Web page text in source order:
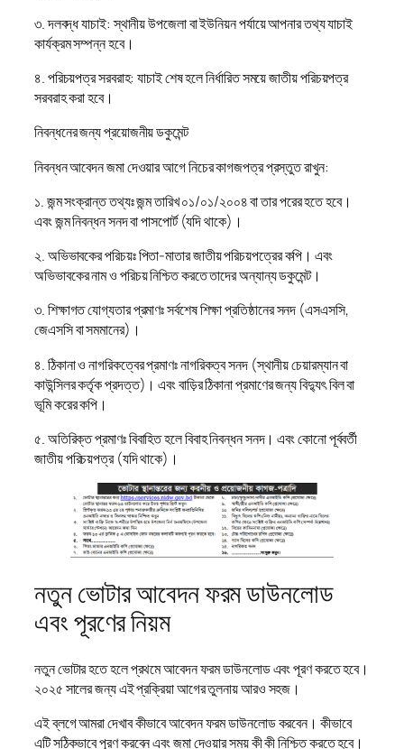
৩. দলবদ্ধ যাচাই: স্থানীয় উপজেলা বা ইউনিয়ন পর্যায়ে আপনার তথ্য যাচাই
কার্যক্রম সম্পন্ন হবে।
৪. পরিচয়পত্র সরবরাহ: যাচাই শেষ হলে নির্ধারিত সময়ে জাতীয় পরিচয়পত্র
সরবরাহ করা হবে।
নিবন্ধনের জন্য প্রয়োজনীয় ডকুমেন্ট
নিবন্ধন আবেদন জমা দেওয়ার আগে নিচের কাগজপত্র প্রস্তুত রাখুন:
১. জন্ম সংক্রান্ত তথ্যঃ জন্ম তারিখ ০১/০১/২০০৪ বা তার পরের হতে হবে।
এবং জন্ম নিবন্ধন সনদ বা পাসপোর্ট (যদি থাকে)।
২. অভিভাবকের পরিচয়ঃ পিতা-মাতার জাতীয় পরিচয়পত্রের কপি। এবং
অভিভাবকের নাম ও পরিচয় নিশ্চিত করতে তাদের অন্যান্য ডকুমেন্ট।
৩. শিক্ষাগত যোগ্যতার প্রমাণঃ সর্বশেষ শিক্ষা প্রতিষ্ঠানের সনদ (এসএসসি,
জেএসসি বা সমমানের)।
৪. ঠিকানা ও নাগরিকত্বের প্রমাণঃ নাগরিকত্ব সনদ (স্থানীয় চেয়ারম্যান বা
কাউন্সিলর কর্তৃক প্রদত্ত)। এবং বাড়ির ঠিকানা প্রমাণের জন্য বিদ্যুৎ বিল বা
ভূমি করের কপি।
৫. অতিরিক্ত প্রমাণঃ বিবাহিত হলে বিবাহ নিবন্ধন সনদ। এবং কোনো পূর্ববর্তী
জাতীয় পরিচয়পত্র (যদি থাকে)।
নতুন ভোটার আবেদন ফরম ডাউনলোড
এবং পূরণের নিয়ম
নতুন ভোটার হতে হলে প্রথমে আবেদন ফরম ডাউনলোড এবং পূরণ করতে হবে।
২০২৫ সালের জন্য এই প্রক্রিয়া আগের তুলনায় আরও সহজ।
এই ব্লগে আমরা দেখাব কীভাবে আবেদন ফরম ডাউনলোড করবেন। কীভাবে
এটি সঠিকভাবে পূরণ করবেন এবং জমা দেওয়ার সময় কী কী নিশ্চিত করতে হবে।